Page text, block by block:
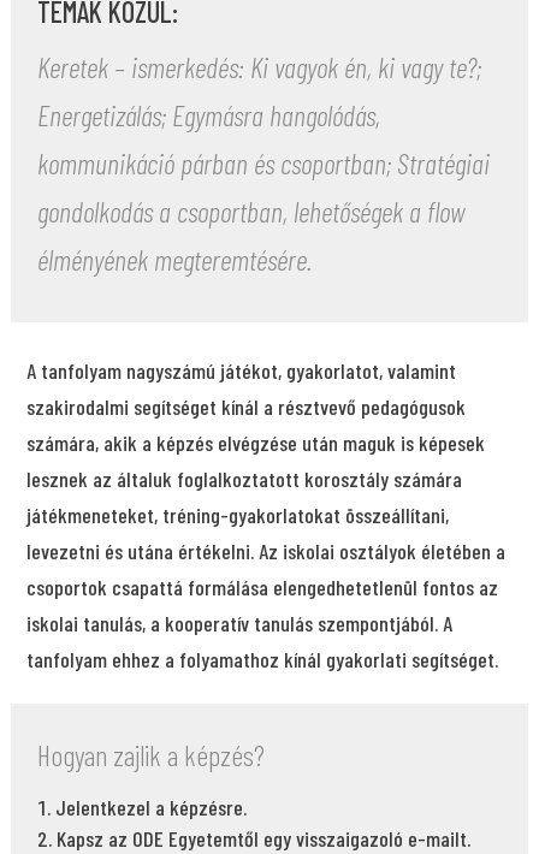
TÉMÁK KÖZÜL:
Keretek – ismerkedés: Ki vagyok én, ki vagy te?;
Energetizálás; Egymásra hangolódás,
kommunikáció párban és csoportban; Stratégiai
gondolkodás a csoportban, lehetőségek a flow
élményének megteremtésére.
A tanfolyam nagyszámú játékot, gyakorlatot, valamint
szakirodalmi segítséget kínál a résztvevő pedagógusok
számára, akik a képzés elvégzése után maguk is képesek
lesznek az általuk foglalkoztatott korosztály számára
játékmeneteket, tréning-gyakorlatokat összeállítani,
levezetni és utána értékelni. Az iskolai osztályok életében a
csoportok csapattá formálása elengedhetetlenül fontos az
iskolai tanulás, a kooperatív tanulás szempontjából. A
tanfolyam ehhez a folyamathoz kínál gyakorlati segítséget.
Hogyan zajlik a képzés?
Jelentkezel a képzésre.
Kapsz az ODE Egyetemtől egy visszaigazoló e-mailt.